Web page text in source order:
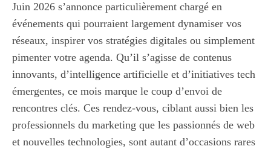
Juin 2026 s’annonce particulièrement chargé en
événements qui pourraient largement dynamiser vos
réseaux, inspirer vos stratégies digitales ou simplement
pimenter votre agenda. Qu’il s’agisse de contenus
innovants, d’intelligence artificielle et d’initiatives tech
émergentes, ce mois marque le coup d’envoi de
rencontres clés. Ces rendez-vous, ciblant aussi bien les
professionnels du marketing que les passionnés de web
et nouvelles technologies, sont autant d’occasions rares